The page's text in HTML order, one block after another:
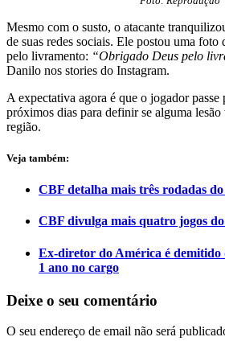
Mesmo com o susto, o atacante
de suas redes sociais. Ele postou uma foto
pelo livramento: “Obrigado Deus pelo
Danilo nos stories do Instagram.
A expectativa agora é que o jogador
próximos dias para definir se alguma lesão
região.
Veja também:
CBF detalha mais três rodadas
CBF divulga mais quatro jogos
Ex-diretor do América é demitido
1 ano no cargo
Deixe o seu comentário
O seu endereço de email não será